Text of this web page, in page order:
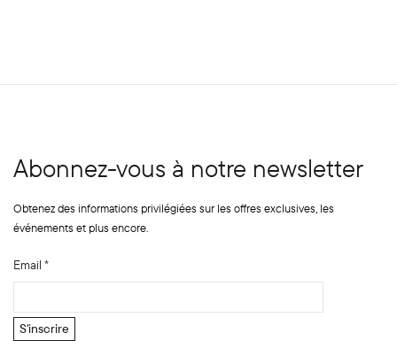
Abonnez-vous à notre newsletter
Obtenez des informations privilégiées sur les offres exclusives, les
événements et plus encore.
N
o
*
Email *
S'inscrire